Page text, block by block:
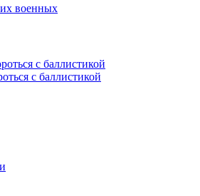
военных
с баллистикой